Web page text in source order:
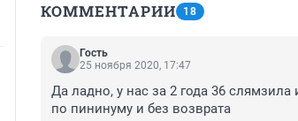
КОММЕНТАРИИ 18
Гость
25 ноября 2020, 17:47
Да ладно, у нас за 2 года 36 слямзила
по пининуму и без возврата